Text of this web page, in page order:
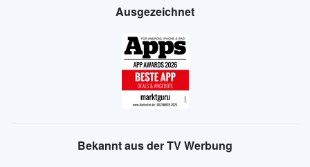
Ausgezeichnet
Bekannt aus der TV Werbung